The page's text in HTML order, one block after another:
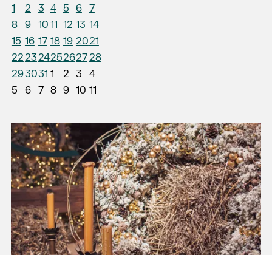
1
2 3 4 5 6
7
8
9 10 11 12 13 14
15 16 17 18 19 2021
22232425262728
293031 1 2 3
4
5
6 7 8 9 10 11